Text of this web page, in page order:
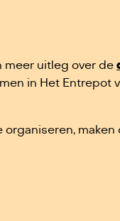
meer uitleg over de
in Het Entrepot
maken